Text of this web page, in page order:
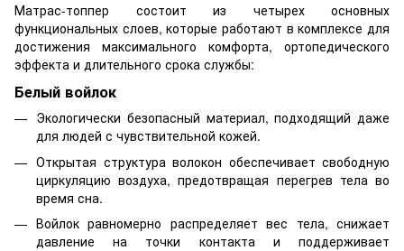
Матрас-топпер состоит из четырех основных
функциональных слоев, которые работают в комплексе для
достижения максимального комфорта, ортопедического
эффекта и длительного срока службы:
Белый войлок
Экологически безопасный материал, подходящий даже
для людей с чувствительной кожей.
Открытая структура волокон обеспечивает свободную
циркуляцию воздуха, предотвращая перегрев тела во
время сна.
Войлок равномерно распределяет вес тела, снижает
давление на точки контакта и поддерживает